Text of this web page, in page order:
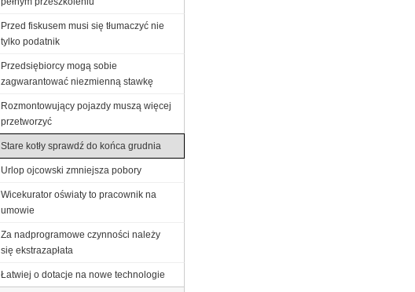
Przed fiskusem musi się tłumaczyć nie
tylko podatnik
Przedsiębiorcy mogą sobie
zagwarantować niezmienną stawkę
Rozmontowujący pojazdy muszą więcej
przetworzyć
Stare kotły sprawdź do końca grudnia
Urlop ojcowski zmniejsza pobory
Wicekurator oświaty to pracownik na
umowie
Za nadprogramowe czynności należy
się ekstrazapłata
Łatwiej o dotacje na nowe technologie